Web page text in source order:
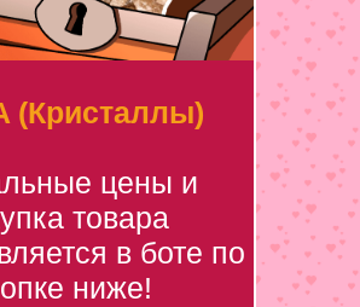
(Кристаллы)
цены и
товара
в боте по
ниже!